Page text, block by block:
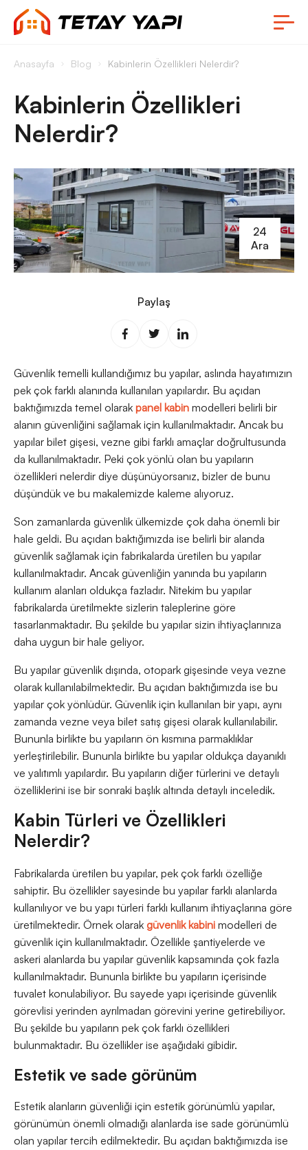
Anasayfa Blog Kabinlerin Özellikleri Nelerdir?
Kabinlerin Özellikleri
Nelerdir?
24
Ara
Paylaş
Güvenlik temelli kullandığımız bu yapılar, aslında hayatımızın
pek çok farklı alanında kullanılan yapılardır. Bu açıdan
baktığımızda temel olarak panel kabin modelleri belirli bir
alanın güvenliğini sağlamak için kullanılmaktadır. Ancak bu
yapılar bilet gişesi, vezne gibi farklı amaçlar doğrultusunda
da kullanılmaktadır. Peki çok yönlü olan bu yapıların
özellikleri nelerdir diye düşünüyorsanız, bizler de bunu
düşündük ve bu makalemizde kaleme alıyoruz.
Son zamanlarda güvenlik ülkemizde çok daha önemli bir
hale geldi. Bu açıdan baktığımızda ise belirli bir alanda
güvenlik sağlamak için fabrikalarda üretilen bu yapılar
kullanılmaktadır. Ancak güvenliğin yanında bu yapıların
kullanım alanları oldukça fazladır. Nitekim bu yapılar
fabrikalarda üretilmekte sizlerin taleplerine göre
tasarlanmaktadır. Bu şekilde bu yapılar sizin ihtiyaçlarınıza
daha uygun bir hale geliyor.
Bu yapılar güvenlik dışında, otopark gişesinde veya vezne
olarak kullanılabilmektedir. Bu açıdan baktığımızda ise bu
yapılar çok yönlüdür. Güvenlik için kullanılan bir yapı, aynı
zamanda vezne veya bilet satış gişesi olarak kullanılabilir.
Bununla birlikte bu yapıların ön kısmına parmaklıklar
yerleştirilebilir. Bununla birlikte bu yapılar oldukça dayanıklı
ve yalıtımlı yapılardır. Bu yapıların diğer türlerini ve detaylı
özelliklerini ise bir sonraki başlık altında detaylı inceledik.
Kabin Türleri ve Özellikleri
Nelerdir?
Fabrikalarda üretilen bu yapılar, pek çok farklı özelliğe
sahiptir. Bu özellikler sayesinde bu yapılar farklı alanlarda
kullanılıyor ve bu yapı türleri farklı kullanım ihtiyaçlarına göre
üretilmektedir. Örnek olarak güvenlik kabini modelleri de
güvenlik için kullanılmaktadır. Özellikle şantiyelerde ve
askeri alanlarda bu yapılar güvenlik kapsamında çok fazla
kullanılmaktadır. Bununla birlikte bu yapıların içerisinde
tuvalet konulabiliyor. Bu sayede yapı içerisinde güvenlik
görevlisi yerinden ayrılmadan görevini yerine getirebiliyor.
Bu şekilde bu yapıların pek çok farklı özellikleri
bulunmaktadır. Bu özellikler ise aşağıdaki gibidir.
Estetik ve sade görünüm
Estetik alanların güvenliği için estetik görünümlü yapılar,
görünümün önemli olmadığı alanlarda ise sade görünümlü
olan yapılar tercih edilmektedir. Bu açıdan baktığımızda ise